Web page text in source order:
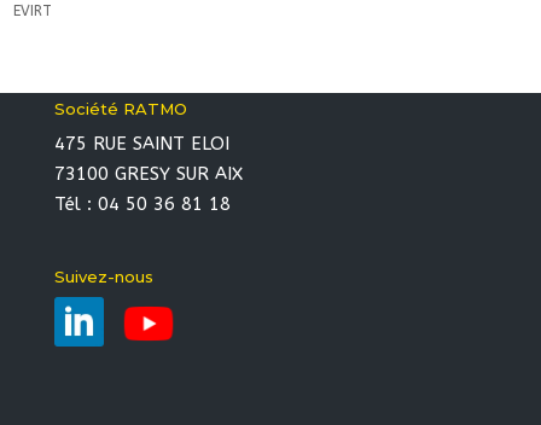
EVIRT
Société RATMO
475 RUE SAINT ELOI
73100 GRESY SUR AIX
Tél : 04 50 36 81 18
Suivez-nous